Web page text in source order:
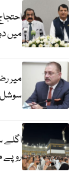
میں
میر
سوشل
روپے